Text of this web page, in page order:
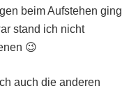
beim Aufstehen ging
stand ich nicht
😉
auch die anderen